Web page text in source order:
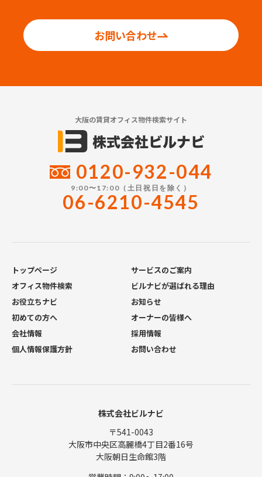
お問い合わせ
大阪の賃貸オフィス物件検索サイト
0120-932-044
9:00〜17:00（土日祝日を除く）
06-6210-4545
トップページ
サービスのご案内
オフィス物件検索
ビルナビが選ばれる理由
お役立ちナビ
お知らせ
初めての方へ
オーナーの皆様へ
会社情報
採用情報
個人情報保護方針
お問い合わせ
株式会社ビルナビ
〒541-0043
大阪市中央区高麗橋4丁目2番16号
大阪朝日生命館3階